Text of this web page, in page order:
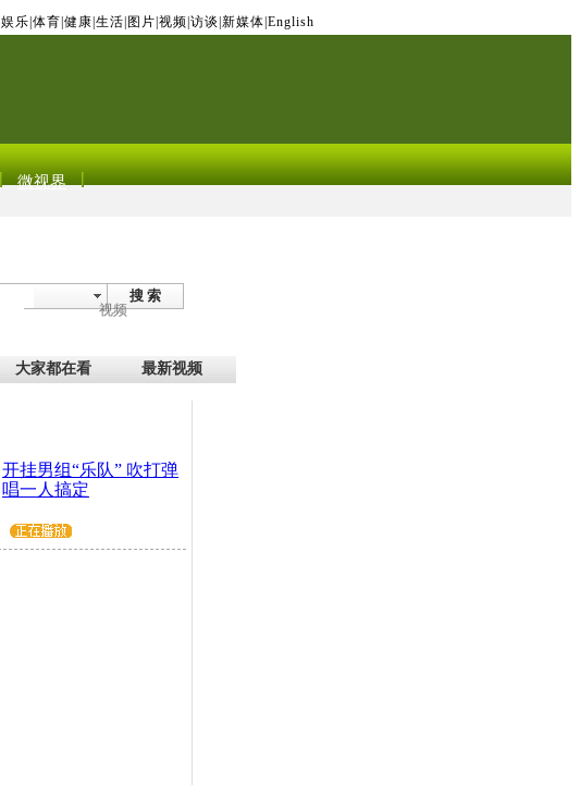
娱乐 体育 健康 生活 图片 视频 访谈 新媒体 English
微视界
搜 索
视频
大家都在看 最新视频
开挂男组“乐队” 吹打弹
唱一人搞定